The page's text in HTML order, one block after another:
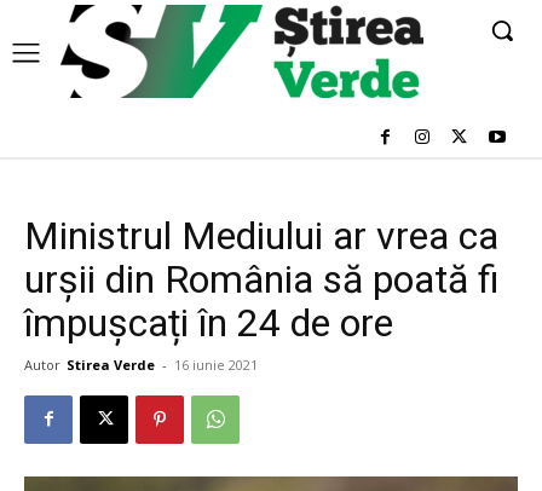
Ministrul Mediului ar vrea ca
urșii din România să poată fi
împușcați în 24 de ore
Autor Stirea Verde - 16 iunie 2021